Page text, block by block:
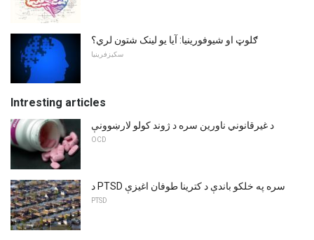
ګلوټ او شیوفورینیا: آیا یو لینک شتون لري؟
سکیزفرینیا
Intresting articles
د غیرقانوني ناورین سره د ژوند کولو لارښوونې
OCD
د PTSD سره په خلکو باندې د کترینا طوفان اغیزې
PTSD